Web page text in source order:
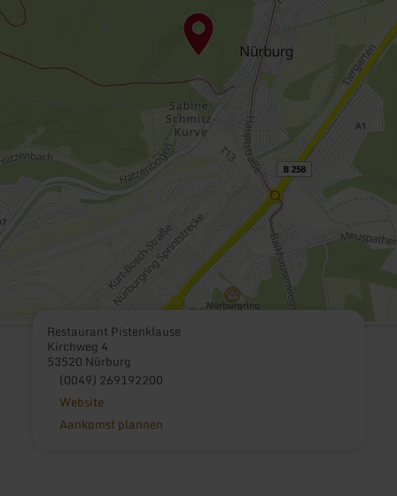
Restaurant Pistenklause
Kirchweg 4
53520 Nürburg
(0049) 269192200
Website
Aankomst plannen